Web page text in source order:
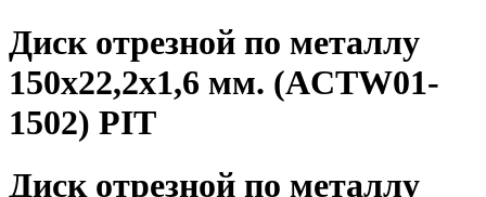
Диск отрезной по металлу
150x22,2x1,6 мм. (ACTW01-
1502) PIT
Диск отрезной по металлу